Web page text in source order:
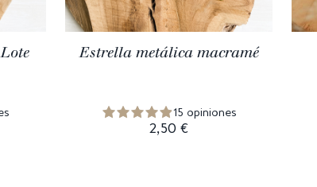
Estrella metálica macramé
15 opiniones
2,50 €